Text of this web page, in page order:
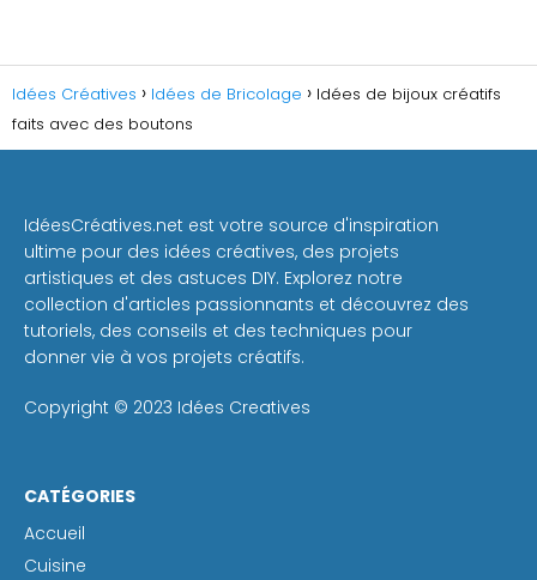
Idées Créatives Idées de Bricolage
Idées de bijoux créatifs
faits avec des boutons
IdéesCréatives.net est votre source d'inspiration
ultime pour des idées créatives, des projets
artistiques et des astuces DIY. Explorez notre
collection d'articles passionnants et découvrez des
tutoriels, des conseils et des techniques pour
donner vie à vos projets créatifs.
Copyright © 2023 Idées Creatives
CATÉGORIES
Accueil
Cuisine